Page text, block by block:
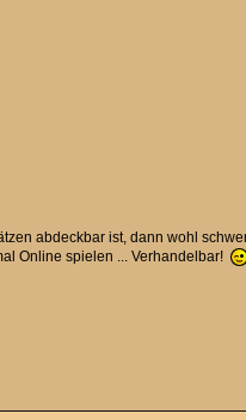
abdeckbar ist, dann wohl
Online spielen ... Verhandelbar!